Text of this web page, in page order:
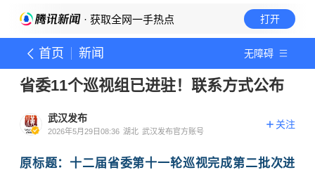
· 获取全网一手热点 打开
首页 新闻 无障碍
省委11个巡视组已进驻！联系方式公布
武汉发布
2026年5月29日08:36 湖北 武汉发布官方账号
关注
原标题：十二届省委第十一轮巡视完成第二批次进